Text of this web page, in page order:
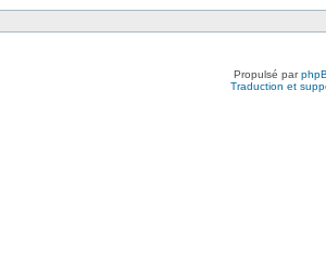
Propulsé par
Traduction et